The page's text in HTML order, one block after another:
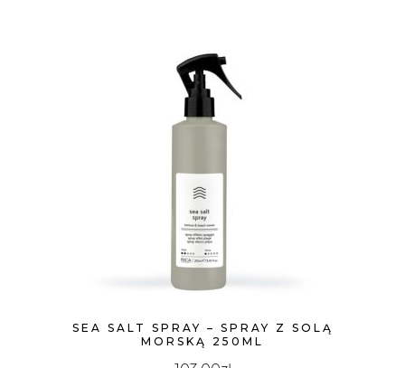
SEA SALT SPRAY – SPRAY Z SOLĄ
MORSKĄ 250ML